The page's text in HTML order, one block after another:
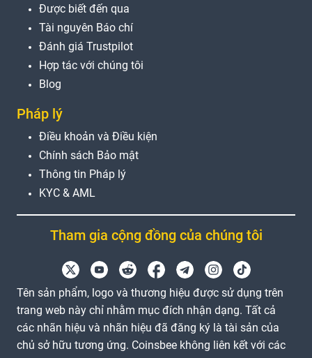
Được biết đến qua
Tài nguyên Báo chí
Đánh giá Trustpilot
Hợp tác với chúng tôi
Blog
Pháp lý
Điều khoản và Điều kiện
Chính sách Bảo mật
Thông tin Pháp lý
KYC & AML
Tham gia cộng đồng của chúng tôi
Tên sản phẩm, logo và thương hiệu được sử dụng trên
trang web này chỉ nhằm mục đích nhận dạng. Tất cả
các nhãn hiệu và nhãn hiệu đã đăng ký là tài sản của
chủ sở hữu tương ứng. Coinsbee không liên kết với các